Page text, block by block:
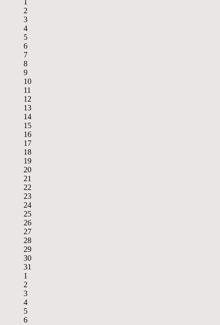
1
2
3
4
5
6
7
8
9
10
11
12
13
14
15
16
17
18
19
20
21
22
23
24
25
26
27
28
29
30
31
1
2
3
4
5
6